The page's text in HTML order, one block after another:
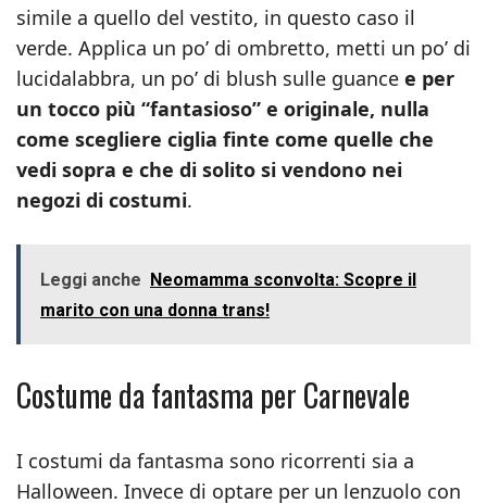
simile a quello del vestito, in questo caso il
verde. Applica un po’ di ombretto, metti un po’ di
lucidalabbra, un po’ di blush sulle guance e per
un tocco più “fantasioso” e originale, nulla
come scegliere ciglia finte come quelle che
vedi sopra e che di solito si vendono nei
negozi di costumi.
Leggi anche Neomamma sconvolta: Scopre il
marito con una donna trans!
Costume da fantasma per Carnevale
I costumi da fantasma sono ricorrenti sia a
Halloween. Invece di optare per un lenzuolo con